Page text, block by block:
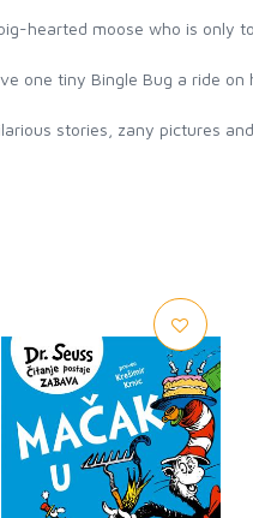
hearted moose who is only
one tiny Bingle Bug a ride
stories, zany pictures